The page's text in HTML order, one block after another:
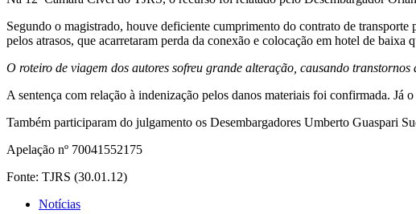
Segundo o magistrado, houve deficiente cumprimento do contrato de transporte
pelos atrasos, que acarretaram perda da conexão e colocação em hotel de baixa
O roteiro de viagem dos autores sofreu grande alteração, causando
A sentença com relação à indenização pelos danos materiais foi confirmada.
Também participaram do julgamento os Desembargadores Umberto Guaspari
Apelação nº 70041552175
Fonte: TJRS (30.01.12)
Notícias